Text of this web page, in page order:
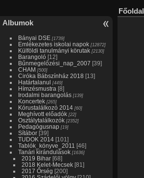
Albumok
Bányai DSE [1739]
Emlékezetes iskolai napok [12872]
Külföldi tanulmányi körutak [2130]
Barangoló [12]
Bűnmegelőzési_nap_2007 [39]
CHAM [500]
Ciróka Bábszínház 2018 [13]
Határtalanul [449]
Hímzésmustra [8]
Irodalmi barangolás [139]
Koncertek [265]
Kórustalálkozó 2014 [60]
Meghívott előadók [22]
Osztálytalálkozók [2352]
Pedagógusnap [19]
Sítábor [39]
TUDOK 2014 [101]
Tablók_könyve_2011 [46]
Tanári kirándulások [1636]
2019 Bihar [68]
2018 Kelet-Mecsek [81]
2017 Őrség [200]
Főoldal